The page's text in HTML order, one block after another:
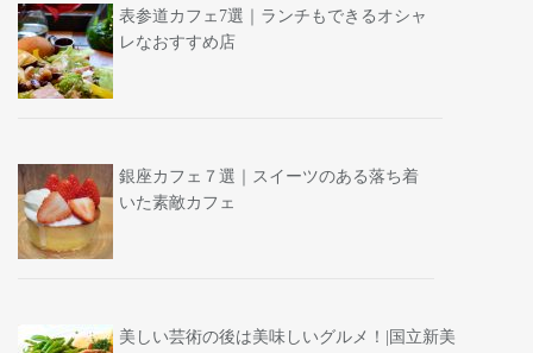
表参道カフェ7選｜ランチもできるオシャ
レなおすすめ店
銀座カフェ７選｜スイーツのある落ち着
いた素敵カフェ
美しい芸術の後は美味しいグルメ！|国立新美